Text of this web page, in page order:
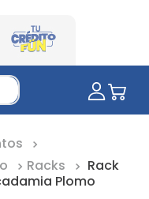
Racks
Rack
Plomo